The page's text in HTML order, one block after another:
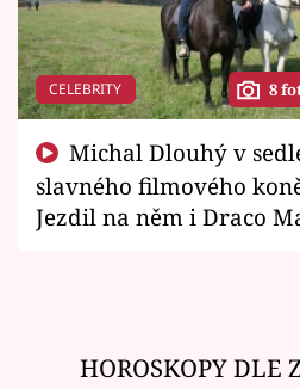
CELEBRITY 8
slavného filmového
Jezdil na něm i Draco
HOROSKOPY DLE